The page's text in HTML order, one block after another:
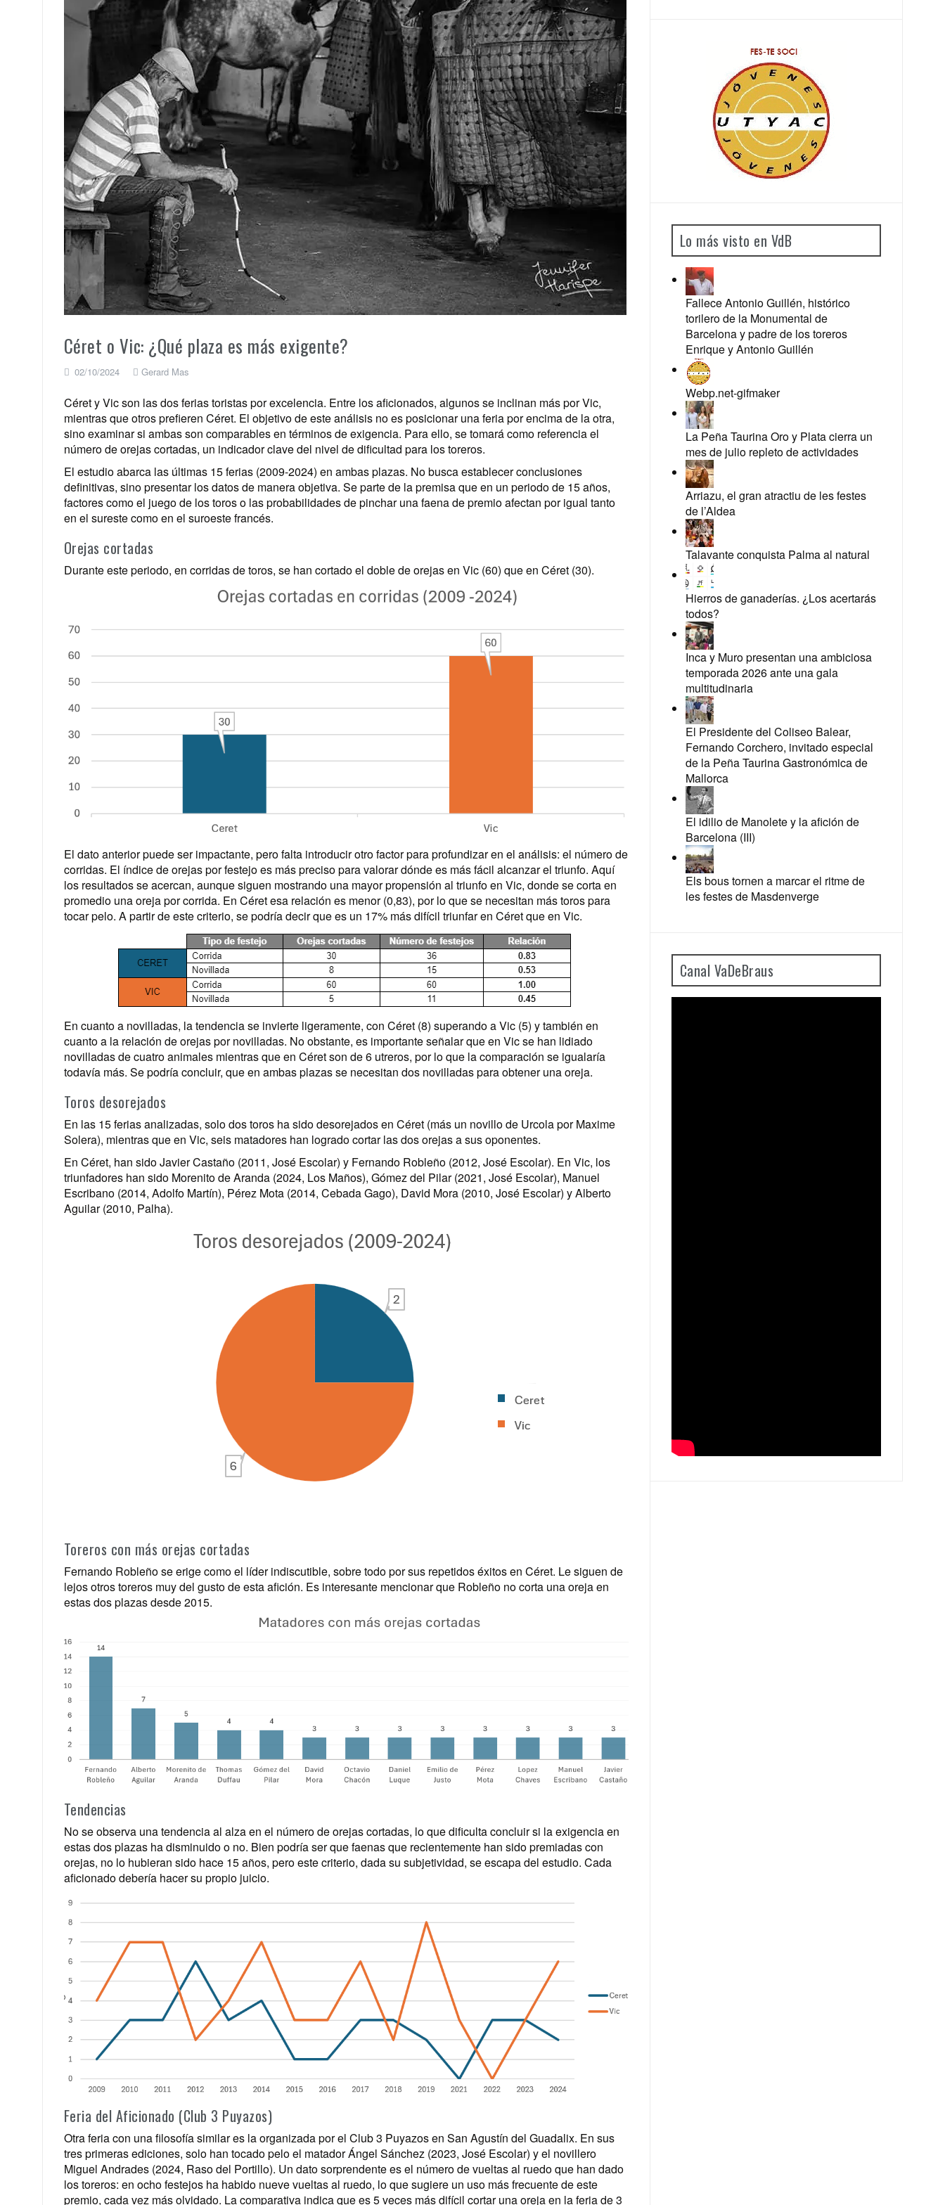
Céret o Vic: ¿Qué plaza es más exigente?
02/10/2024 Gerard Mas
Céret y Vic son las dos ferias toristas por excelencia. Entre los aficionados, algunos se inclinan más por Vic,
mientras que otros prefieren Céret. El objetivo de este análisis no es posicionar una feria por encima de la otra,
sino examinar si ambas son comparables en términos de exigencia. Para ello, se tomará como referencia el
número de orejas cortadas, un indicador clave del nivel de dificultad para los toreros.
El estudio abarca las últimas 15 ferias (2009-2024) en ambas plazas. No busca establecer conclusiones
definitivas, sino presentar los datos de manera objetiva. Se parte de la premisa que en un periodo de 15 años,
factores como el juego de los toros o las probabilidades de pinchar una faena de premio afectan por igual tanto
en el sureste como en el suroeste francés.
Orejas cortadas
Durante este periodo, en corridas de toros, se han cortado el doble de orejas en Vic (60) que en Céret (30).
El dato anterior puede ser impactante, pero falta introducir otro factor para profundizar en el análisis: el número de
corridas. El índice de orejas por festejo es más preciso para valorar dónde es más fácil alcanzar el triunfo. Aquí
los resultados se acercan, aunque siguen mostrando una mayor propensión al triunfo en Vic, donde se corta en
promedio una oreja por corrida. En Céret esa relación es menor (0,83), por lo que se necesitan más toros para
tocar pelo. A partir de este criterio, se podría decir que es un 17% más difícil triunfar en Céret que en Vic.
En cuanto a novilladas, la tendencia se invierte ligeramente, con Céret (8) superando a Vic (5) y también en
cuanto a la relación de orejas por novilladas. No obstante, es importante señalar que en Vic se han lidiado
novilladas de cuatro animales mientras que en Céret son de 6 utreros, por lo que la comparación se igualaría
todavía más. Se podría concluir, que en ambas plazas se necesitan dos novilladas para obtener una oreja.
Toros desorejados
En las 15 ferias analizadas, solo dos toros ha sido desorejados en Céret (más un novillo de Urcola por Maxime
Solera), mientras que en Vic, seis matadores han logrado cortar las dos orejas a sus oponentes.
En Céret, han sido Javier Castaño (2011, José Escolar) y Fernando Robleño (2012, José Escolar). En Vic, los
triunfadores han sido Morenito de Aranda (2024, Los Maños), Gómez del Pilar (2021, José Escolar), Manuel
Escribano (2014, Adolfo Martín), Pérez Mota (2014, Cebada Gago), David Mora (2010, José Escolar) y Alberto
Aguilar (2010, Palha).
Toreros con más orejas cortadas
Fernando Robleño se erige como el líder indiscutible, sobre todo por sus repetidos éxitos en Céret. Le siguen de
lejos otros toreros muy del gusto de esta afición. Es interesante mencionar que Robleño no corta una oreja en
estas dos plazas desde 2015.
Tendencias
No se observa una tendencia al alza en el número de orejas cortadas, lo que dificulta concluir si la exigencia en
estas dos plazas ha disminuido o no. Bien podría ser que faenas que recientemente han sido premiadas con
orejas, no lo hubieran sido hace 15 años, pero este criterio, dada su subjetividad, se escapa del estudio. Cada
aficionado debería hacer su propio juicio.
Feria del Aficionado (Club 3 Puyazos)
Otra feria con una filosofía similar es la organizada por el Club 3 Puyazos en San Agustín del Guadalix. En sus
tres primeras ediciones, solo han tocado pelo el matador Ángel Sánchez (2023, José Escolar) y el novillero
Miguel Andrades (2024, Raso del Portillo). Un dato sorprendente es el número de vueltas al ruedo que han dado
los toreros: en ocho festejos ha habido nueve vueltas al ruedo, lo que sugiere un uso más frecuente de este
premio, cada vez más olvidado. La comparativa indica que es 5 veces más difícil cortar una oreja en la feria de 3
Lo más visto en VdB
Fallece Antonio Guillén, histórico
torilero de la Monumental de
Barcelona y padre de los toreros
Enrique y Antonio Guillén
Webp.net-gifmaker
La Peña Taurina Oro y Plata cierra un
mes de julio repleto de actividades
Arriazu, el gran atractiu de les festes
de l’Aldea
Talavante conquista Palma al natural
Hierros de ganaderías. ¿Los acertarás
todos?
Inca y Muro presentan una ambiciosa
temporada 2026 ante una gala
multitudinaria
El Presidente del Coliseo Balear,
Fernando Corchero, invitado especial
de la Peña Taurina Gastronómica de
Mallorca
El idilio de Manolete y la afición de
Barcelona (III)
Els bous tornen a marcar el ritme de
les festes de Masdenverge
Canal VaDeBraus